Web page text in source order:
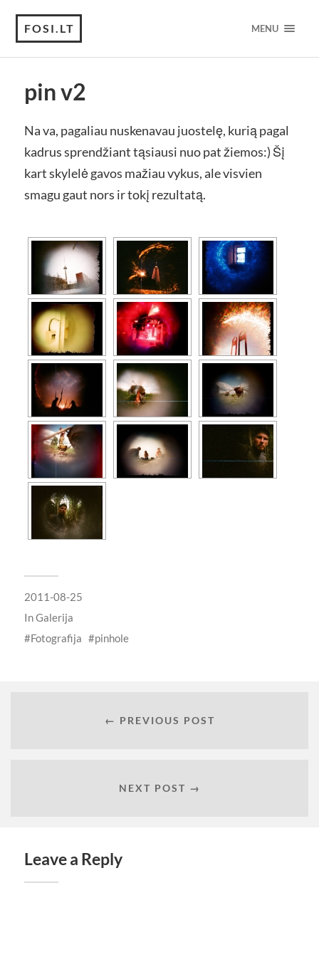
FOSI.LT MENU
pin v2
Na va, pagaliau nuskenavau juostelę, kurią pagal
kadrus sprendžiant tąsiausi nuo pat žiemos:) Šį
kart skylelė gavos mažiau vykus, ale visvien
smagu gaut nors ir tokį rezultatą.
2011-08-25
InGalerija
Fotografija
pinhole
← PREVIOUS POST
NEXT POST →
Leave a Reply